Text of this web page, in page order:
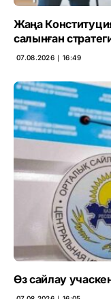
Жаңа
салынған
07.08.2026 ∣ 16:49
Өз сайлау